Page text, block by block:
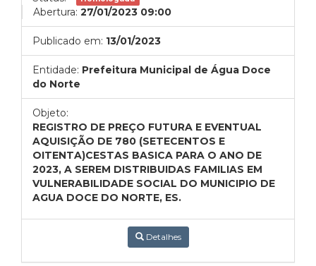
Abertura: 27/01/2023 09:00
Publicado em: 13/01/2023
Entidade: Prefeitura Municipal de Água Doce
do Norte
Objeto:
REGISTRO DE PREÇO FUTURA E EVENTUAL
AQUISIÇÃO DE 780 (SETECENTOS E
OITENTA)CESTAS BASICA PARA O ANO DE
2023, A SEREM DISTRIBUIDAS FAMILIAS EM
VULNERABILIDADE SOCIAL DO MUNICIPIO DE
AGUA DOCE DO NORTE, ES.
Detalhes